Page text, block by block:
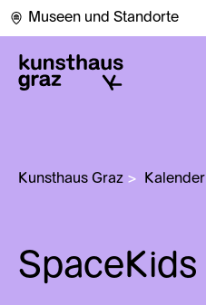
Museen und Standorte
Kunsthaus Graz > Kalender
SpaceKids